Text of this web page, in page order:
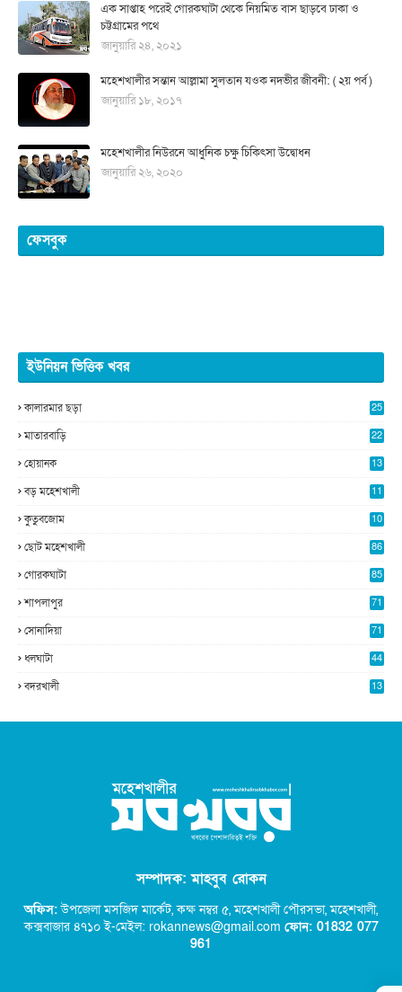
এক সাপ্তাহ পরেই গোরকঘাটা থেকে নিয়মিত বাস ছাড়বে ঢাকা ও
চট্টগ্রামের পথে
জানুয়ারি ২৪, ২০২১
মহেশখালীর সন্তান আল্লামা সুলতান যওক নদভীর জীবনী: ( ২য় পর্ব )
জানুয়ারি ১৮, ২০১৭
মহেশখালীর নিউরনে আধুনিক চক্ষু চিকিৎসা উদ্বোধন
জানুয়ারি ২৬, ২০২০
ফেসবুক
ইউনিয়ন ভিত্তিক খবর
কালারমার ছড়া
25
মাতারবাড়ি
22
হোয়ানক
13
বড় মহেশখালী
11
কুতুবজোম
10
ছোট মহেশখালী 86
গোরকঘাটা 85
শাপলাপুর 71
সোনাদিয়া 71
ধলঘাটা 44
বদরখালী 13
সম্পাদক: মাহবুব রোকন
অফিস:উপজেলা মসজিদ মার্কেট, কক্ষ নম্বর ৫,মহেশখালী পৌরসভা, মহেশখালী,
কক্সবাজার ৪৭১০ ই-মেইল: rokannews@gmail.com ফোন: 01832 077
961